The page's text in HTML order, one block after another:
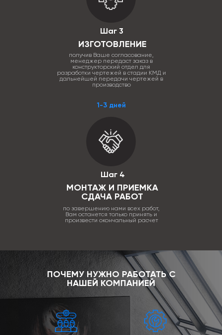
1-3 дней
Шаг 4
МОНТАЖ И ПРИЕМКА
СДАЧА РАБОТ
по завершению нами всех работ,
Вам останется только принять и
произвести окончальный расчет
Шаг 3
ИЗГОТОВЛЕНИЕ
получив Ваше согласование,
менеджер передаст заказ в
конструкторский отдел для
разработки чертежей в стадии КМД и
дальнейшей передачи чертежей в
производство
ПОЧЕМУ НУЖНО РАБОТАТЬ С
НАШЕЙ КОМПАНИЕЙ